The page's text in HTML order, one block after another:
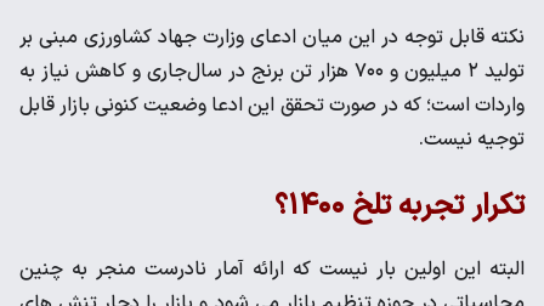
نکته قابل توجه در این میان ادعای وزارت جهاد کشاورزی مبنی بر
تولید ۲ میلیون و ۷۰۰ هزار تن برنج در سال‌جاری و کاهش نیاز به
واردات است؛ که در صورت تحقق این ادعا وضعیت کنونی بازار قابل
توجیه نیست.
تکرار تجربه تلخ ۱۴۰۰؟
البته این اولین بار نیست که ارائه آمار نادرست منجر به چنین